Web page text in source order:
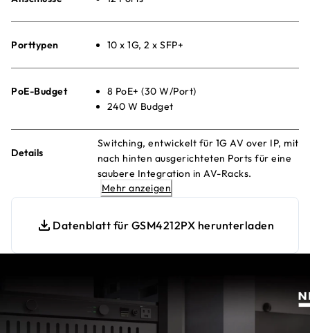
Porttypen 10 x 1G, 2 x SFP+
PoE-Budget
8 PoE+ (30 W/Port)
240 W Budget
Details
Switching, entwickelt für 1G AV over IP, mit
nach hinten ausgerichteten Ports für eine
saubere Integration in AV-Racks.
Vorkonfiguriert für sofortige
Mehr anzeigen
Datenblatt für GSM4212PX herunterladen